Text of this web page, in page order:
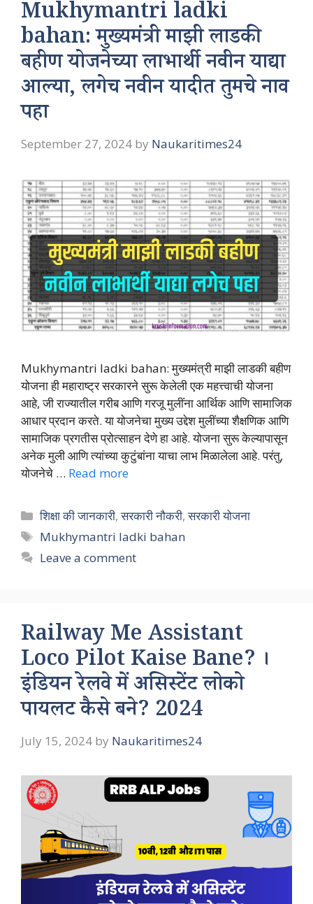
Mukhymantri ladki
bahan: मुख्यमंत्री माझी लाडकी
बहीण योजनेच्या लाभार्थी नवीन याद्या
आल्या, लगेच नवीन यादीत तुमचे नाव
पहा
September 27, 2024 by Naukaritimes24
Mukhymantri ladki bahan: मुख्यमंत्री माझी लाडकी बहीण
योजना ही महाराष्ट्र सरकारने सुरू केलेली एक महत्त्वाची योजना
आहे, जी राज्यातील गरीब आणि गरजू मुलींना आर्थिक आणि सामाजिक
आधार प्रदान करते. या योजनेचा मुख्य उद्देश मुलींच्या शैक्षणिक आणि
सामाजिक प्रगतीस प्रोत्साहन देणे हा आहे. योजना सुरू केल्यापासून
अनेक मुली आणि त्यांच्या कुटुंबांना याचा लाभ मिळालेला आहे. परंतु,
योजनेचे … Read more
Categories
शिक्षा की जानकारी,सरकारी नौकरी,सरकारी योजना
Tags
Mukhymantri ladki bahan
Leave a comment
Railway Me Assistant
Loco Pilot Kaise Bane? ।
इंडियन रेलवे में असिस्टेंट लोको
पायलट कैसे बने? 2024
July 15, 2024 by Naukaritimes24